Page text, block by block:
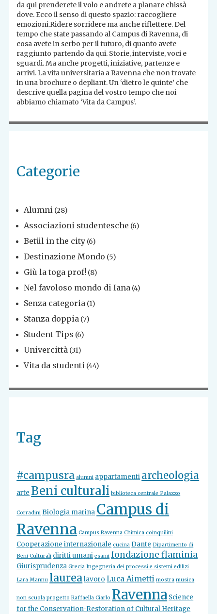
da qui prenderete il volo e andrete a planare chissà
dove. Ecco il senso di questo spazio: raccogliere
emozioni.Ridere sorridere ma anche riflettere. Del
tempo che state passando al Campus di Ravenna, di
cosa avete in serbo per il futuro, di quanto avete
raggiunto partendo da qui. Storie, interviste, voci e
sguardi. Ma anche progetti, iniziative, partenze e
arrivi. La vita universitaria a Ravenna che non trovate
in una brochure o depliant. Un ‘dietro le quinte’ che
descrive quella pagina del vostro tempo che noi
abbiamo chiamato ‘Vita da Campus’.
Categorie
Alumni (28)
Associazioni studentesche (6)
Betül in the city (6)
Destinazione Mondo (5)
Giù la toga prof! (8)
Nel favoloso mondo di Iana (4)
Senza categoria (1)
Stanza doppia (7)
Student Tips (6)
Univercittà (31)
Vita da studenti (44)
Tag
#campusra alumni appartamenti archeologia
arte Beni culturali biblioteca centrale Palazzo
Corradini Biologia marina Campus di
Ravenna Campus Ravenna Chimica coinquilini
Cooperazione internazionale cucina Dante Dipartimento di
Beni Culturali diritti umani esami fondazione flaminia
Giurisprudenza Grecia Ingegneria dei processi e sistemi edilizi
Lara Mannu laurealavoro Luca Aimetti mostra musica
non scuola progetto Raffaella Ciarlo Ravenna Science
for the Conservation-Restoration of Cultural Heritage